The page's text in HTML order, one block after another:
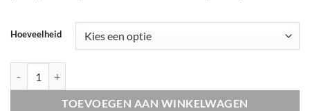
Hoeveelheid
TOEVOEGEN AAN WINKELWAGEN